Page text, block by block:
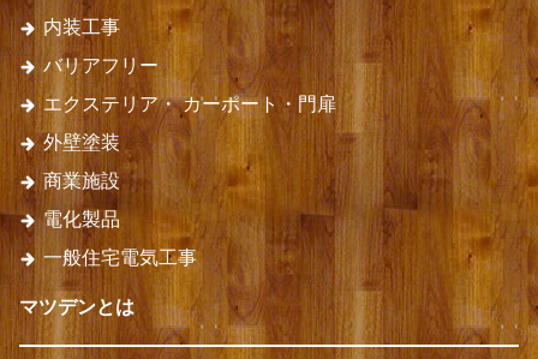
内装工事
バリアフリー
エクステリア・カーポート・門扉
外壁塗装
商業施設
電化製品
一般住宅電気工事
マツデンとは